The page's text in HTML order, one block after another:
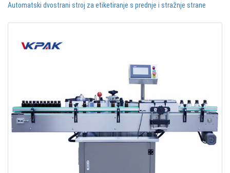
Automatski dvostrani stroj za etiketiranje s prednje i stražnje strane